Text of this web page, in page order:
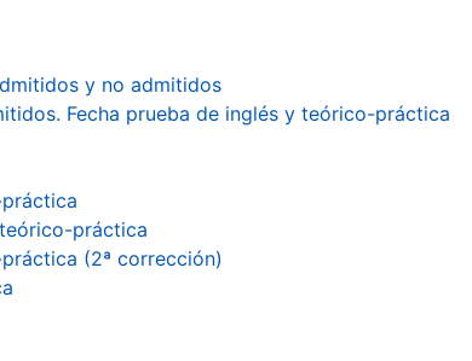
y no admitidos
Fecha prueba de inglés y teórico-práctica
práctica
(2ª corrección)